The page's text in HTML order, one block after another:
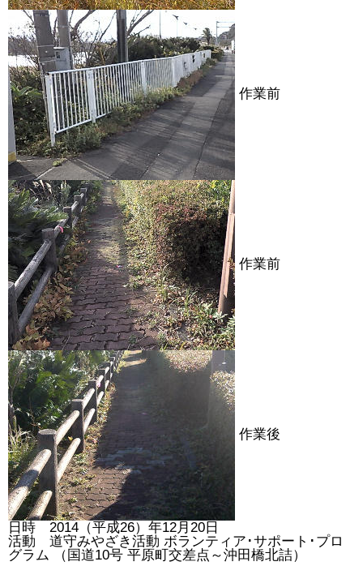
作業前
作業前
作業後
日時 2014（平成26）年12月20日
活動 道守みやざき活動 ボランティア･サポート･プロ
グラム （国道10号 平原町交差点～沖田橋北詰）